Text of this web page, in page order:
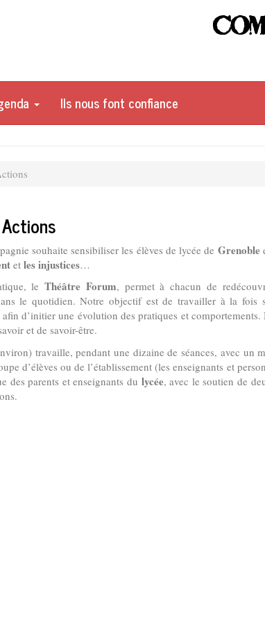
Ils nous font confiance
souhaite sensibiliser les élèves de lycée de Grenoble
et les injustices…
leThéâtre Forum, permet à chacun de
le quotidien. Notre objectif est de travailler à la fois
d’initier une évolution des pratiques et
et de savoir-être.
travaille, pendant une dizaine de séances, avec un
d’élèves ou de l’établissement (les enseignants et
des parents et enseignants du lycée, avec le soutien de